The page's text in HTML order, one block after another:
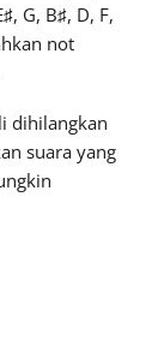
♯, G, B♯, D, F,
not
dihilangkan
suara yang